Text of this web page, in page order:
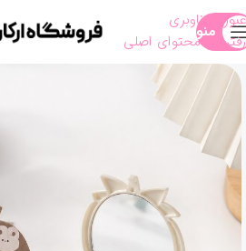
عبور به ناوبری
رفتن به محتوای اصلی
منو